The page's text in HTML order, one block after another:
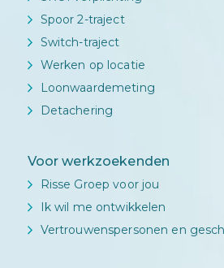
Spoor 2-traject
Switch-traject
Werken op locatie
Loonwaardemeting
Detachering
Voor werkzoekenden
Risse Groep voor jou
Ik wil me ontwikkelen
Vertrouwenspersonen en